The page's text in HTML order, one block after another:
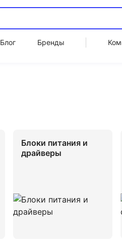
Блог Бренды
Блоки питания и
драйверы